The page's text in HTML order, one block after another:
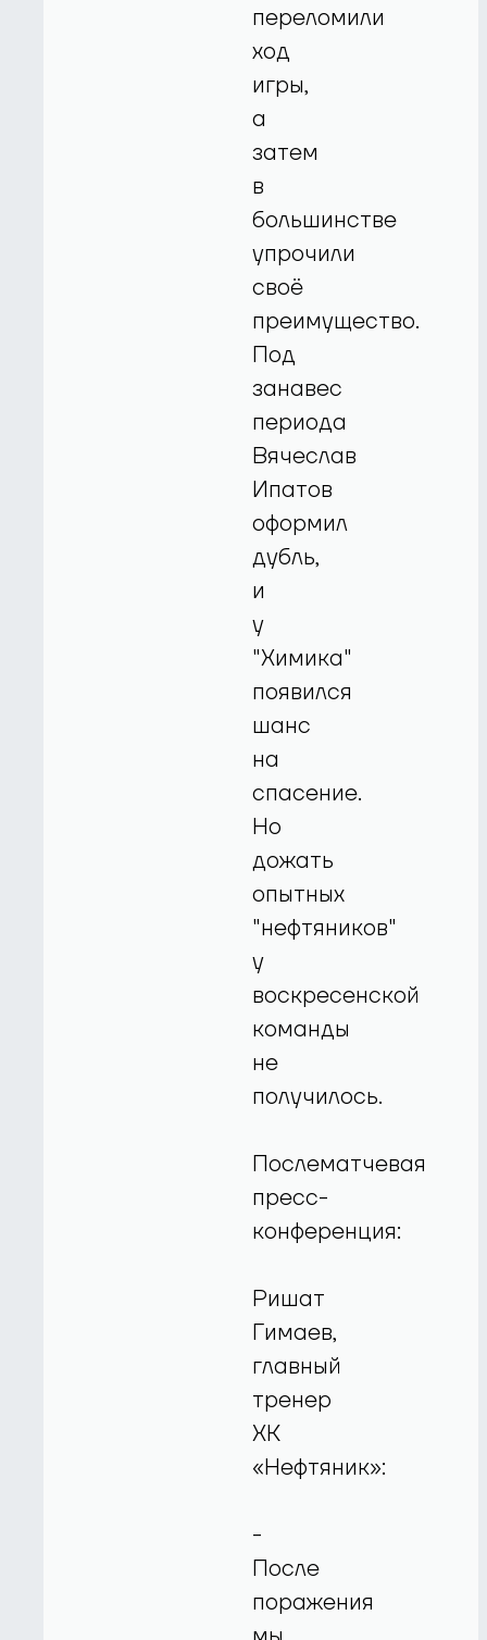
переломили
ход
игры,
а
затем
в
большинстве
упрочили
своё
преимущество.
Под
занавес
периода
Вячеслав
Ипатов
оформил
дубль,
и
у
"Химика"
появился
шанс
на
спасение.
Но
дожать
опытных
"нефтяников"
у
воскресенской
команды
не
получилось.
Послематчевая
пресс-
конференция:
Ришат
Гимаев,
главный
тренер
ХК
«Нефтяник»:
-
После
поражения